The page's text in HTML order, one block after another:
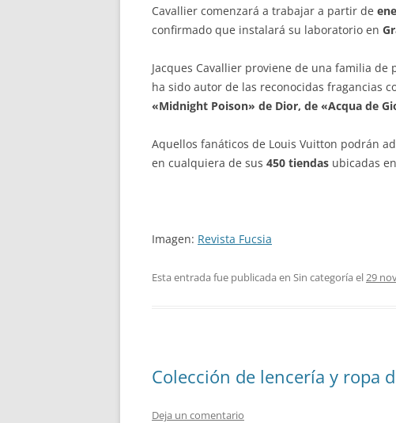
Cavallier comenzará a trabajar a partir de
confirmado que instalará su laboratorio en
Jacques Cavallier proviene de una familia
ha sido autor de las reconocidas fragancias
«Midnight Poison» de Dior, de «Acqua de
Aquellos fanáticos de Louis Vuitton podrán
en cualquiera de sus 450 tiendas ubicadas
Imagen: Revista Fucsia
Esta entrada fue publicada en Sin categoría el29
Colección de lencería y ropa
Deja un comentario